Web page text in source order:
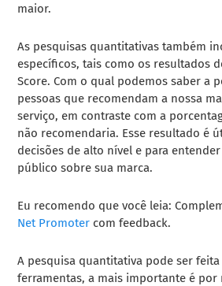
maior.
As pesquisas quantitativas também
específicos, tais como os resultados
Score. Com o qual podemos saber a
pessoas que recomendam a nossa
serviço, em contraste com a
não recomendaria. Esse resultado é
decisões de alto nível e para
público sobre sua marca.
Eu recomendo que você leia:
Net Promoter com feedback.
A pesquisa quantitativa pode ser
ferramentas, a mais importante é por